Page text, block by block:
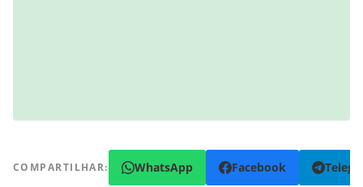
COMPARTILHAR: WhatsApp Facebook